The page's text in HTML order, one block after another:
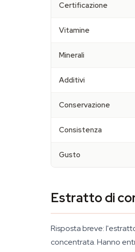
Certificazione
Vitamine
Minerali
Additivi
Conservazione
Consistenza
Gusto
Estratto di
Risposta breve:
concentrata. Hanno